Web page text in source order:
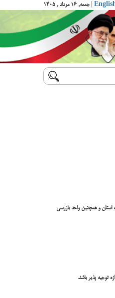
| جمعه, ۱۶ مرداد , ۱۴۰۵
استان و همچنین واحد بازرسی
توجیه پذیر باشد.